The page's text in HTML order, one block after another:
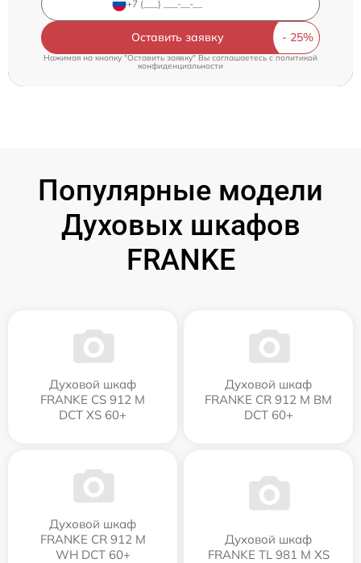
Оставить заявку
Нажимая на кнопку "Оставить заявку" Вы соглашаетесь cполитикой
конфиденциальности
Популярные модели
Духовых шкафов
FRANKE
Духовой шкаф
FRANKE CS 912 M
DCT XS 60+
Духовой шкаф
FRANKE CR 912 M BM
DCT 60+
Духовой шкаф
FRANKE CR 912 M
WH DCT 60+
Духовой шкаф
FRANKE TL 981 M XS